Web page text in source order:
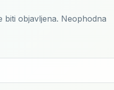
biti objavljena. Neophodna